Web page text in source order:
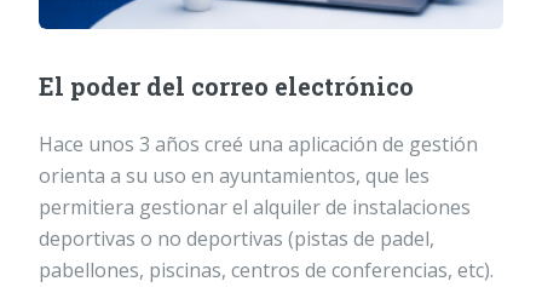
El poder del correo electrónico
Hace unos 3 años creé una aplicación de gestión
orienta a su uso en ayuntamientos, que les
permitiera gestionar el alquiler de instalaciones
deportivas o no deportivas (pistas de padel,
pabellones, piscinas, centros de conferencias, etc).